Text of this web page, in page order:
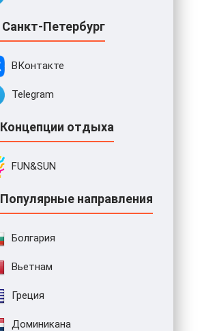
Санкт-Петербург
ВКонтакте
Telegram
Концепции отдыха
FUN&SUN
Популярные направления
Болгария
Вьетнам
Греция
Доминикана